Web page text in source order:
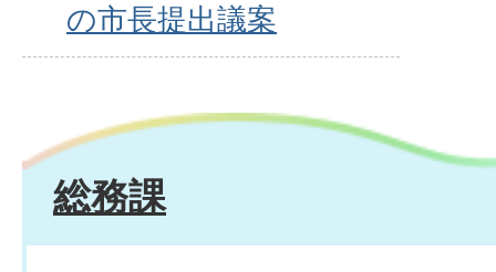
の市長提出議案
総務課